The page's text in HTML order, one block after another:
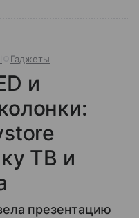
Гаджеты
и
ТВ и
презентацию